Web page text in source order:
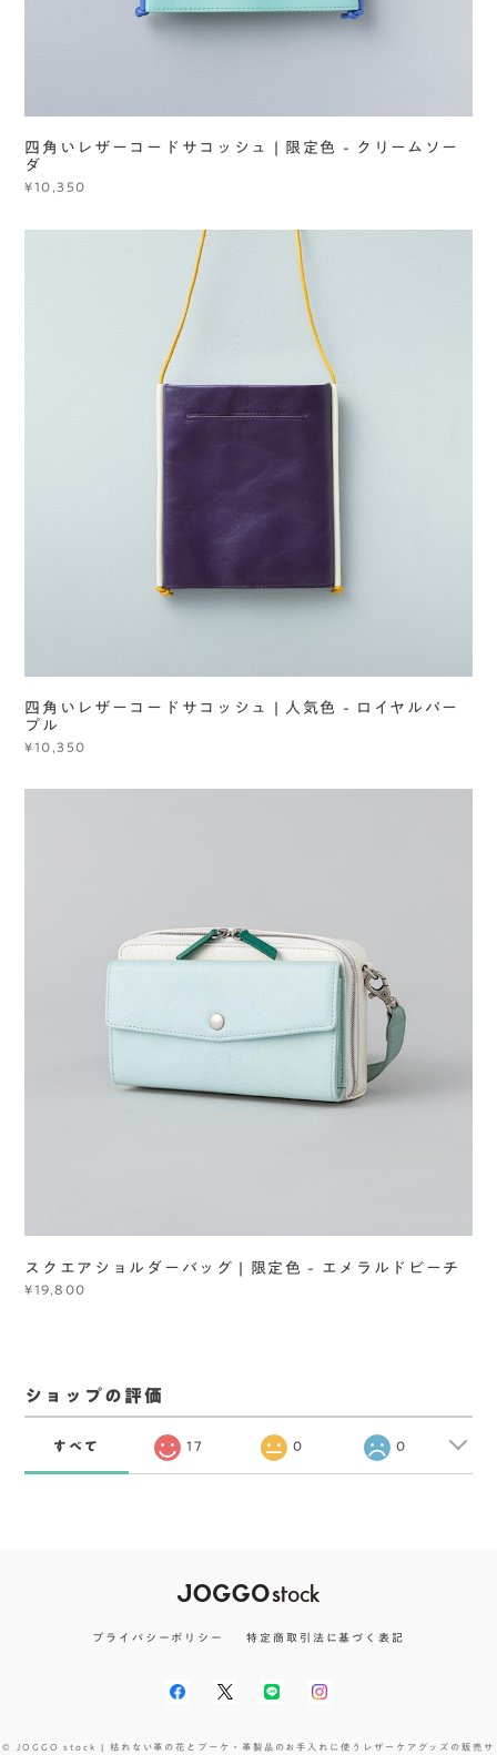
四角いレザーコードサコッシュ | 限定色 - クリームソー
ダ
¥10,350
四角いレザーコードサコッシュ | 人気色 - ロイヤルパー
プル
¥10,350
スクエアショルダーバッグ | 限定色 - エメラルドビーチ
¥19,800
ショップの評価
すべて 17 0 0
プライバシーポリシー 特定商取引法に基づく表記
© JOGGO stock | 枯れない革の花とブーケ・革製品のお手入れに使うレザーケアグッズの販売サ